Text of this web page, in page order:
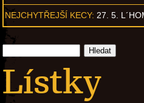
NEJCHYTŘEJŠÍ KECY: 27. 5.
Lístky